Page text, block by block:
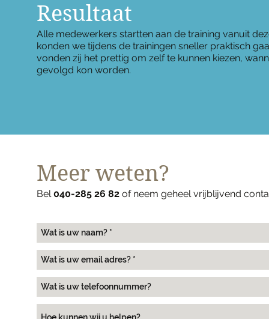
Resultaat
Alle medewerkers startten aan de training vanuit
konden we tijdens de trainingen sneller praktisch
vonden zij het prettig om zelf te kunnen kiezen,
gevolgd kon worden.
Meer weten?
Bel040-285 26 82 of neem geheel vrijblijvend